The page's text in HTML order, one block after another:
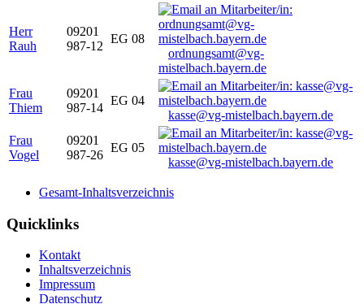
Herr
Rauh
09201
987-12
EG 08
ordnungsamt@vg-
mistelbach.bayern.de
Frau
Thiem
09201
987-14
EG 04
kasse@vg-mistelbach.bayern.de
Frau
Vogel
09201
987-26
EG 05
kasse@vg-mistelbach.bayern.de
Gesamt-Inhaltsverzeichnis
Quicklinks
Kontakt
Inhaltsverzeichnis
Impressum
Datenschutz